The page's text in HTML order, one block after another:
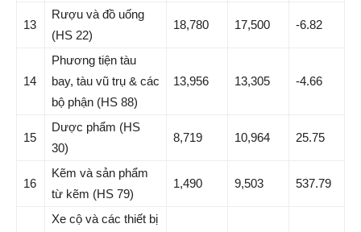
13
Rượu và đồ uống
(HS 22)
18,780 17,500 -6.82
14
Phương tiện tàu
bay, tàu vũ trụ & các
bộ phận (HS 88)
13,956 13,305 -4.66
15
Dược phẩm (HS
30)
8,719 10,964 25.75
16
Kẽm và sản phẩm
từ kẽm (HS 79)
1,490 9,503 537.79
Xe cộ và các thiết bị